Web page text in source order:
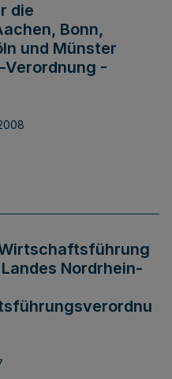
die
Bonn,
und Münster
-
Nordrhein-